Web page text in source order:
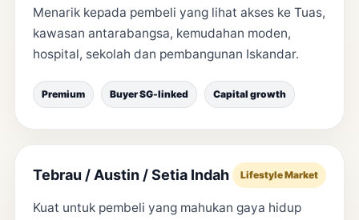
Menarik kepada pembeli yang lihat akses ke Tuas,
kawasan antarabangsa, kemudahan moden,
hospital, sekolah dan pembangunan Iskandar.
Premium Buyer SG-linked Capital growth
Tebrau / Austin / Setia Indah Lifestyle Market
Kuat untuk pembeli yang mahukan gaya hidup